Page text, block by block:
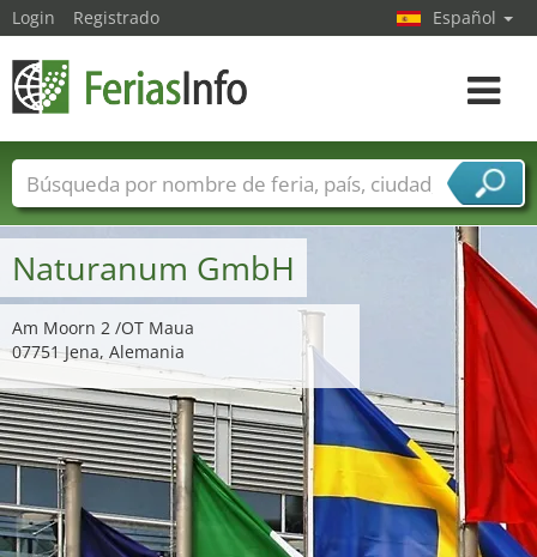
Naturanum GmbH
Am Moorn 2 /OT Maua
07751 Jena, Alemania
Login Registrado Español
toggle
Nombres de ferias Países
Ciudades
Sectores de ferias
Sectores de proveedor de servicios